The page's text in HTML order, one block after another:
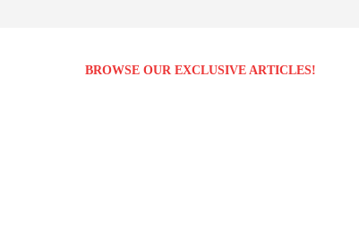
BROWSE OUR EXCLUSIVE ARTICLES!